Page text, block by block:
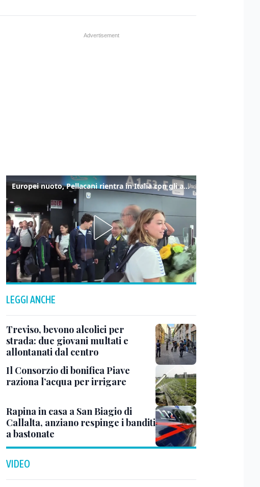
Europei nuoto, Pellacani rientra in Italia con gli azzurri dei tuffi
LEGGI ANCHE
Treviso, bevono alcolici per
strada: due giovani multati e
allontanati dal centro
Il Consorzio di bonifica Piave
raziona l’acqua per irrigare
Rapina in casa a San Biagio di
Callalta, anziano respinge i banditi
a bastonate
VIDEO